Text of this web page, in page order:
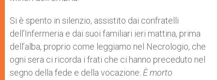
Si è spento in silenzio, assistito dai confratelli
dell’Infermeria e dai suoi familiari ieri mattina, prima
dell’alba, proprio come leggiamo nel Necrologio, che
ogni sera ci ricorda i frati che ci hanno preceduto nel
segno della fede e della vocazione: È morto